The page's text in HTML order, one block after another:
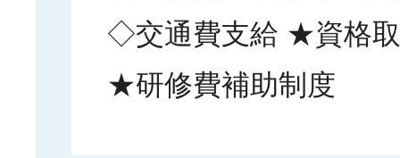
◇交通費支給 ★資格
★研修費補助制度